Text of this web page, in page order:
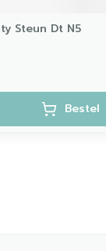
Steun Dt N5
Bestel